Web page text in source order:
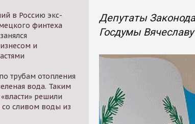
в Россию экс-
финтеха
и
трубам отопления
вода. Таким
решили
со сливом воды из
Депутаты
Госдумы